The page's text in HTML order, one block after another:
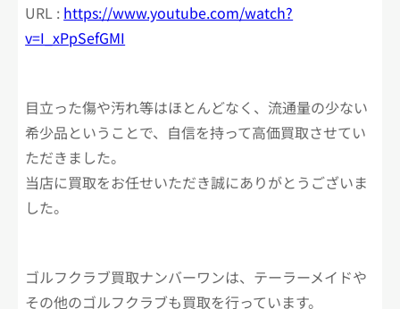
URL : https://www.youtube.com/watch?
v=I_xPpSefGMI
目立った傷や汚れ等はほとんどなく、流通量の少ない
希少品ということで、自信を持って高価買取させてい
ただきました。
当店に買取をお任せいただき誠にありがとうございま
した。
ゴルフクラブ買取ナンバーワンは、テーラーメイドや
その他のゴルフクラブも買取を行っています。